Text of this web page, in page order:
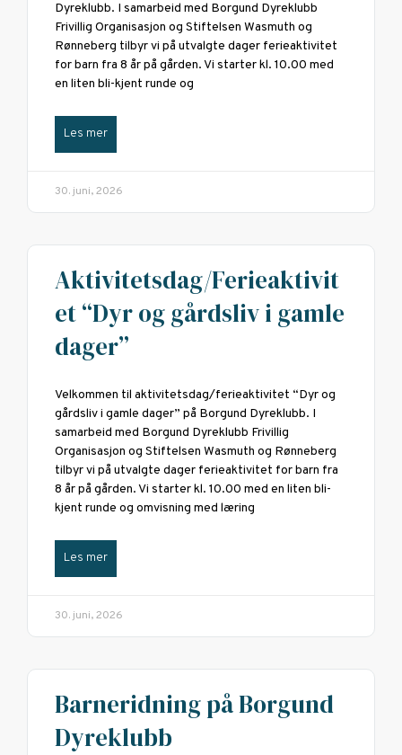
Dyreklubb. I samarbeid med Borgund Dyreklubb
Frivillig Organisasjon og Stiftelsen Wasmuth og
Rønneberg tilbyr vi på utvalgte dager ferieaktivitet
for barn fra 8 år på gården. Vi starter kl. 10.00 med
en liten bli-kjent runde og
Les mer
30. juni, 2026
Aktivitetsdag/Ferieaktivit
et “Dyr og gårdsliv i gamle
dager”
Velkommen til aktivitetsdag/ferieaktivitet “Dyr og
gårdsliv i gamle dager” på Borgund Dyreklubb. I
samarbeid med Borgund Dyreklubb Frivillig
Organisasjon og Stiftelsen Wasmuth og Rønneberg
tilbyr vi på utvalgte dager ferieaktivitet for barn fra
8 år på gården. Vi starter kl. 10.00 med en liten bli-
kjent runde og omvisning med læring
Les mer
30. juni, 2026
Barneridning på Borgund
Dyreklubb